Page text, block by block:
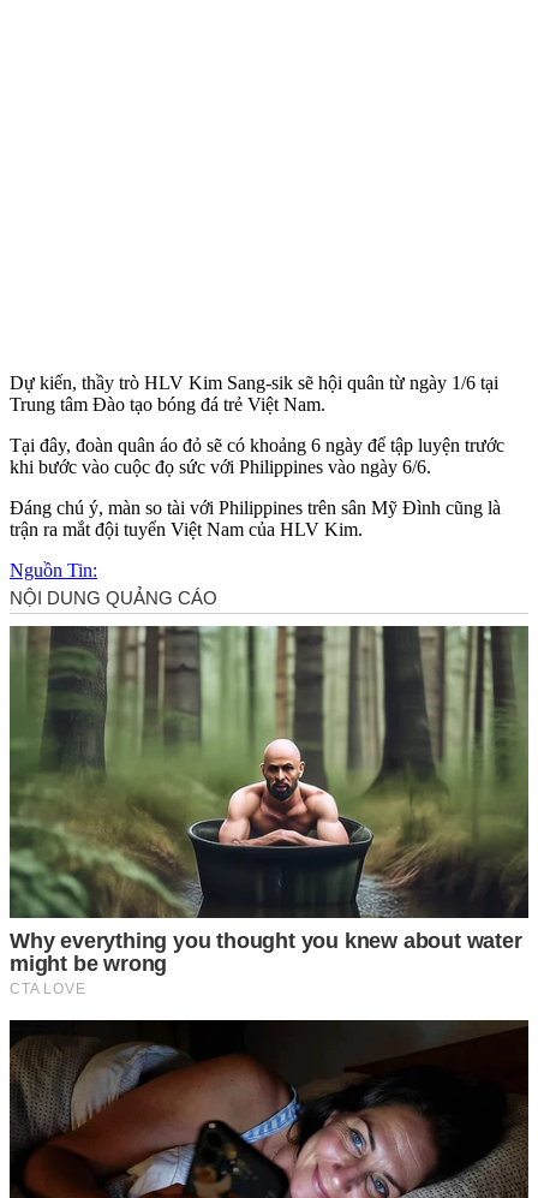
Dự kiến, thầy trò HLV Kim Sang-sik sẽ hội quân từ ngày 1/6 tại
Trung tâm Đào tạo bóng đá trẻ Việt Nam.
Tại đây, đoàn quân áo đỏ sẽ có khoảng 6 ngày để tập luyện trước
khi bước vào cuộc đọ sức với Philippines vào ngày 6/6.
Đáng chú ý, màn so tài với Philippines trên sân Mỹ Đình cũng là
trận ra mắt đội tuyển Việt Nam của HLV Kim.
Nguồn Tin: